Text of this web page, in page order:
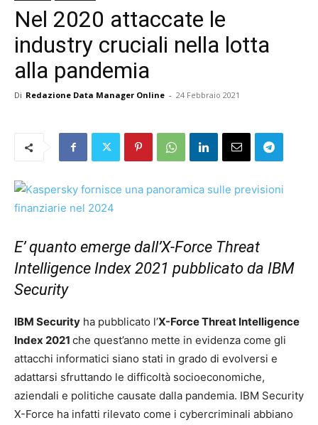
Nel 2020 attaccate le
industry cruciali nella lotta
alla pandemia
Di Redazione Data Manager Online - 24 Febbraio 2021
E’ quanto emerge dall’X-Force Threat
Intelligence Index 2021 pubblicato da IBM
Security
IBM Security ha pubblicato l’X-Force Threat Intelligence
Index 2021 che quest’anno mette in evidenza come gli
attacchi informatici siano stati in grado di evolversi e
adattarsi sfruttando le difficoltà socioeconomiche,
aziendali e politiche causate dalla pandemia. IBM Security
X-Force ha infatti rilevato come i cybercriminali abbiano